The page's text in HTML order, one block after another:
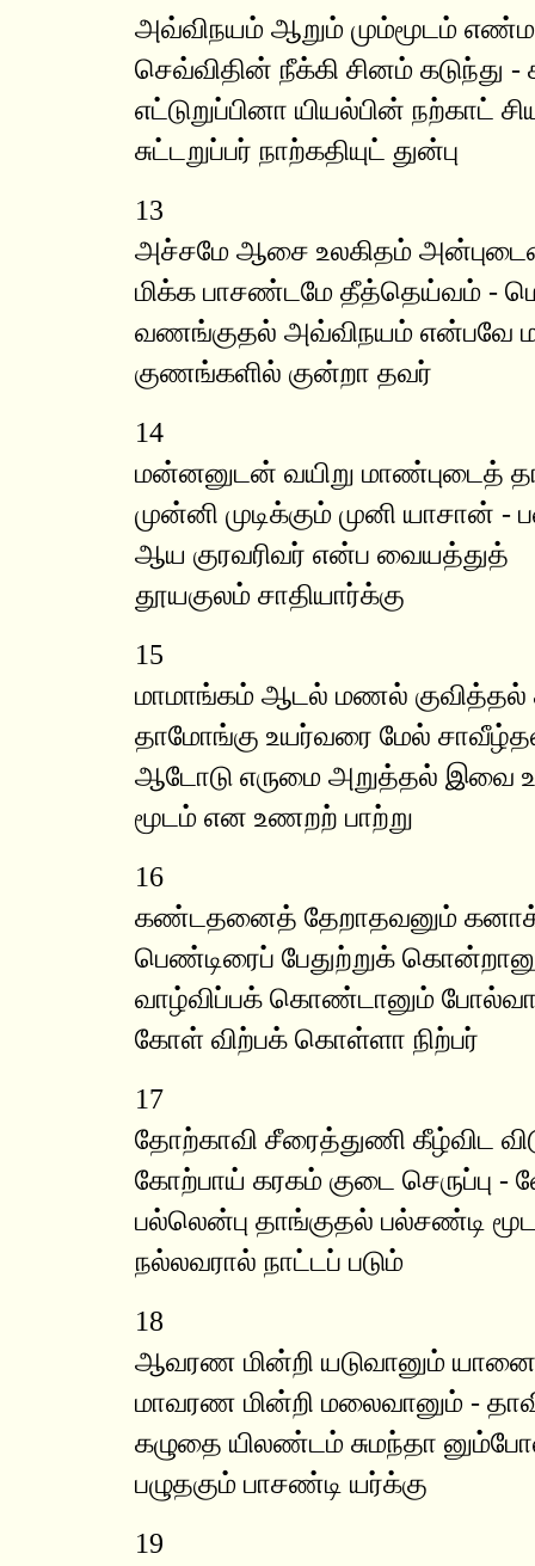
அவ்விநயம் ஆறும் மும்மூடம்
செவ்விதின் நீக்கி சினம் கடுந்து -
எட்டுறுப்பினா யியல்பின் நற்காட்
சுட்டறுப்பர் நாற்கதியுட் துன்பு
13
அச்சமே ஆசை உலகிதம்
மிக்க பாசண்டமே தீத்தெய்வம் -
வணங்குதல் அவ்விநயம் என்பவே
குணங்களில் குன்றா தவர்
14
மன்னனுடன் வயிறு மாண்புடைத்
முன்னி முடிக்கும் முனி யாசான் -
ஆய குரவரிவர் என்ப வையத்துத்
தூயகுலம் சாதியார்க்கு
15
மாமாங்கம் ஆடல் மணல் குவித்தல்
தாமோங்கு உயர்வரை மேல்
ஆடோடு எருமை அறுத்தல் இவை
மூடம் என உணறற் பாற்று
16
கண்டதனைத் தேறாதவனும்
பெண்டிரைப் பேதுற்றுக்
வாழ்விப்பக் கொண்டானும்
கோள் விற்பக் கொள்ளா நிற்பர்
17
தோற்காவி சீரைத்துணி கீழ்விட
கோற்பாய் கரகம் குடை செருப்பு -
பல்லென்பு தாங்குதல் பல்சண்டி
நல்லவரால் நாட்டப் படும்
18
ஆவரண மின்றி யடுவானும்
மாவரண மின்றி மலைவானும் -
கழுதை யிலண்டம் சுமந்தா
பழுதகும் பாசண்டி யர்க்கு
19